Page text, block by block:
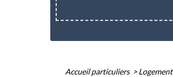
Accueil particuliers > Logement